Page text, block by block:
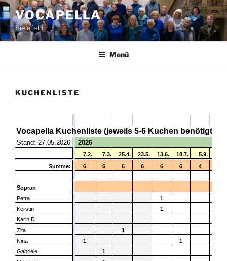
Zum
Inhalt
springen
VOCAPELLA
Bielefeld
Menü
KUCHENLISTE